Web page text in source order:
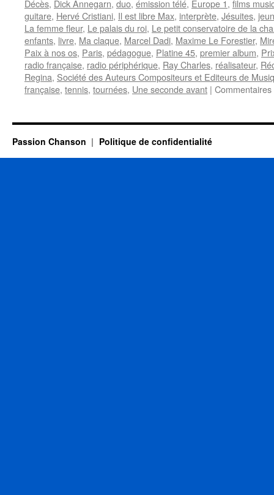
Décès, Dick Annegarn, duo, émission télé, Europe 1, films
guitare, Hervé Cristiani, Il est libre Max, interprète, Jésuites,
La femme fleur, Le palais du roi, Le petit conservatoire de la
enfants, livre, Ma claque, Marcel Dadi, Maxime Le Forestier,
Paix à nos os, Paris, pédagogue, Platine 45, premier album,
radio française, radio périphérique, Ray Charles, réalisateur,
Regina, Société des Auteurs Compositeurs et Editeurs de
française, tennis, tournées, Une seconde avant |
Passion Chanson Politique de confidentialité